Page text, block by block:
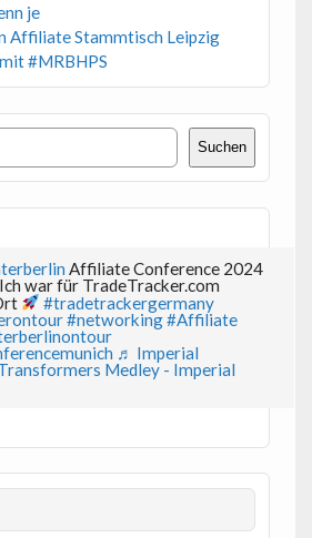
je
Affiliate Stammtisch Leipzig
#MRBHPS
Suchen
Affiliate Conference 2024
war für TradeTracker.com
#tradetrackergermany
#networking#Affiliate
♬ Imperial
Medley - Imperial